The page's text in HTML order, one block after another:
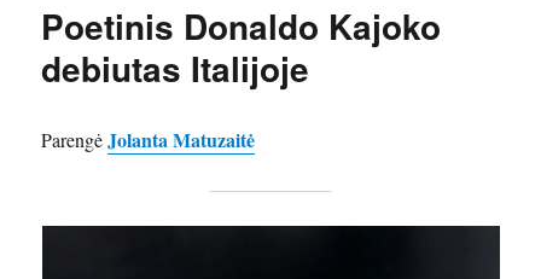
Poetinis Donaldo Kajoko
debiutas Italijoje
Parengė Jolanta Matuzaitė